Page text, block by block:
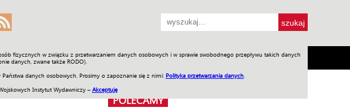
fizycznych w związku z przetwarzaniem danych osobowych i w sprawie swobodnego przepływu takich danych
danych, zwane także RODO).
danych osobowych. Prosimy o zapoznanie się z nimi: Polityka przetwarzania danych
Instytut Wydawniczy – Akceptuję
Wideo ENGLISH SKLEP Jednodniówki Praca w WIW
POLECAMY